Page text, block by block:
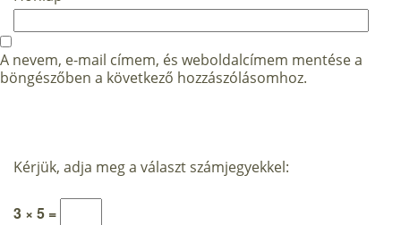
A nevem, e-mail címem, és weboldalcímem mentése a
böngészőben a következő hozzászólásomhoz.
Kérjük, adja meg a választ számjegyekkel:
3 × 5 =